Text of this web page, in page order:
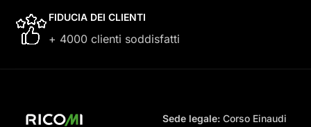
FIDUCIA DEI CLIENTI
+ 4000 clienti soddisfatti
Sede legale:Corso Einaudi